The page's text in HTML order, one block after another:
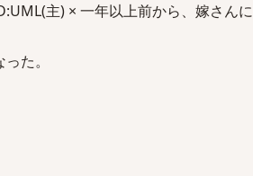
主) × 一年以上前から、嫁さん
た。